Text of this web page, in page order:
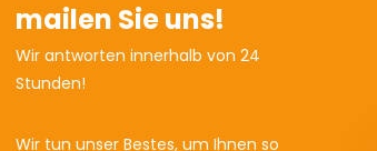
mailen Sie uns!
Wir antworten innerhalb von 24
Stunden!
Wir tun unser Bestes, um Ihnen so